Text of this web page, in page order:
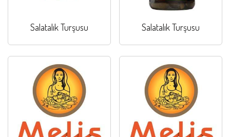
Salatalık Turşusu Salatalık Turşusu